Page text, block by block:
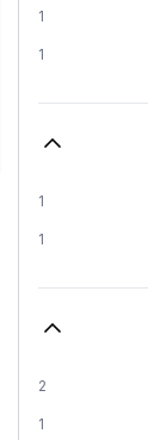
1
1
1
1
2
1